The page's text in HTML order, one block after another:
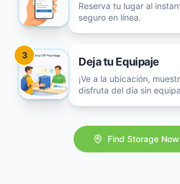
Reserva tu lugar al
seguro en línea.
3
Deja tu Equipaje
¡Ve a la ubicación,
disfruta del día sin
Find Storage Now